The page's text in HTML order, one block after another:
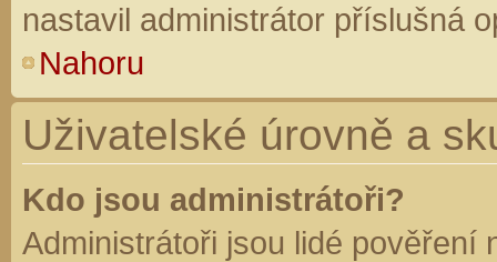
nastavil administrátor příslušná
Nahoru
Uživatelské úrovně a
Kdo jsou administrátoři?
Administrátoři jsou lidé pověření